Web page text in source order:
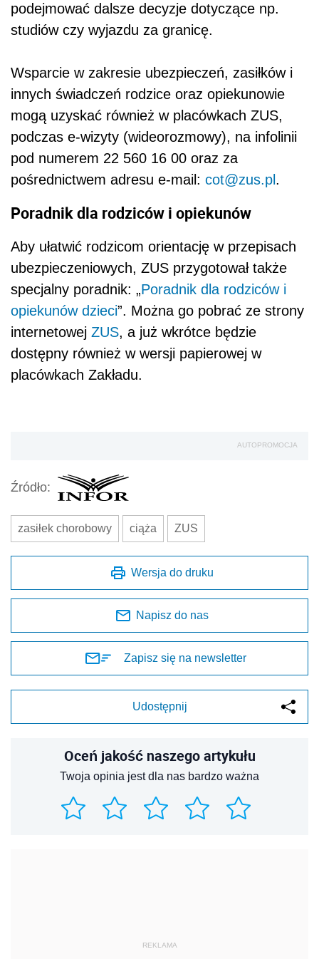
podejmować dalsze decyzje dotyczące np.
studiów czy wyjazdu za granicę.
Wsparcie w zakresie ubezpieczeń, zasiłków i
innych świadczeń rodzice oraz opiekunowie
mogą uzyskać również w placówkach ZUS,
podczas e-wizyty (wideorozmowy), na infolinii
pod numerem 22 560 16 00 oraz za
pośrednictwem adresu e-mail: cot@zus.pl .
Poradnik dla rodziców i opiekunów
Aby ułatwić rodzicom orientację w przepisach
ubezpieczeniowych, ZUS przygotował także
specjalny poradnik: „Poradnik dla rodziców i
opiekunów dzieci”. Można go pobrać ze strony
internetowej ZUS, a już wkrótce będzie
dostępny również w wersji papierowej w
placówkach Zakładu.
AUTOPROMOCJA
Źródło:
zasiłek chorobowy ciąża ZUS
Wersja do druku
Napisz do nas
Zapisz się na newsletter
Udostępnij
Oceń jakość naszego artykułu
Twoja opinia jest dla nas bardzo ważna
REKLAMA